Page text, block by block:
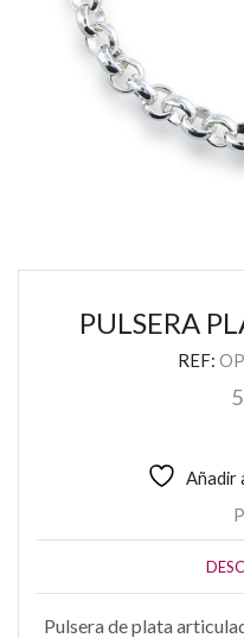
PULSERA
REF:
Añadir
Pulsera de plata